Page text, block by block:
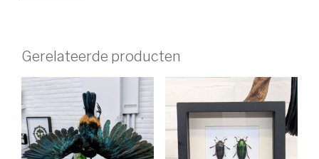
Gerelateerde producten